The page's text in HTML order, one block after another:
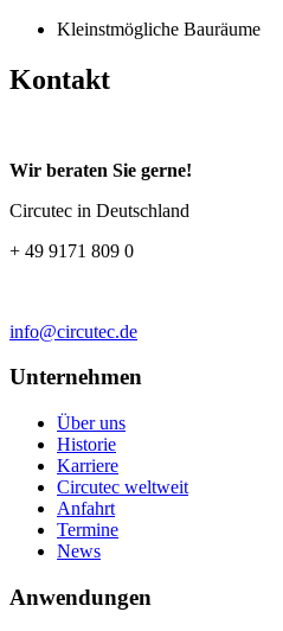
Kleinstmögliche Bauräume
Kontakt
Wir beraten Sie gerne!
Circutec in Deutschland
+ 49 9171 809 0
info@circutec.de
Unternehmen
Über uns
Historie
Karriere
Circutec weltweit
Anfahrt
Termine
News
Anwendungen